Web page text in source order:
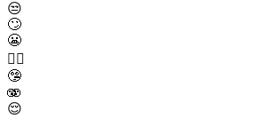
😒
🙄
😬
😮‍💨
🤥
🫨
😌